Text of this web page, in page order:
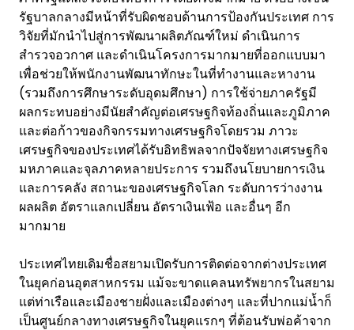
รัฐบาลกลางมีหน้าที่รับผิดชอบด้านการป้องกันประเทศ การ
วิจัยที่มักนำไปสู่การพัฒนาผลิตภัณฑ์ใหม่ ดำเนินการ
สำรวจอวกาศ และดำเนินโครงการมากมายที่ออกแบบมา
เพื่อช่วยให้พนักงานพัฒนาทักษะในที่ทำงานและหางาน
(รวมถึงการศึกษาระดับอุดมศึกษา) การใช้จ่ายภาครัฐมี
ผลกระทบอย่างมีนัยสำคัญต่อเศรษฐกิจท้องถิ่นและภูมิภาค
และต่อก้าวของกิจกรรมทางเศรษฐกิจโดยรวม ภาวะ
เศรษฐกิจของประเทศได้รับอิทธิพลจากปัจจัยทางเศรษฐกิจ
มหภาคและจุลภาคหลายประการ รวมถึงนโยบายการเงิน
และการคลัง สถานะของเศรษฐกิจโลก ระดับการว่างงาน
ผลผลิต อัตราแลกเปลี่ยน อัตราเงินเฟ้อ และอื่นๆ อีก
มากมาย
ประเทศไทยเดิมชื่อสยามเปิดรับการติดต่อจากต่างประเทศ
ในยุคก่อนอุตสาหกรรม แม้จะขาดแคลนทรัพยากรในสยาม
แต่ท่าเรือและเมืองชายฝั่งและเมืองต่างๆ และที่ปากแม่น้ำก็
เป็นศูนย์กลางทางเศรษฐกิจในยุคแรกๆ ที่ต้อนรับพ่อค้าจาก